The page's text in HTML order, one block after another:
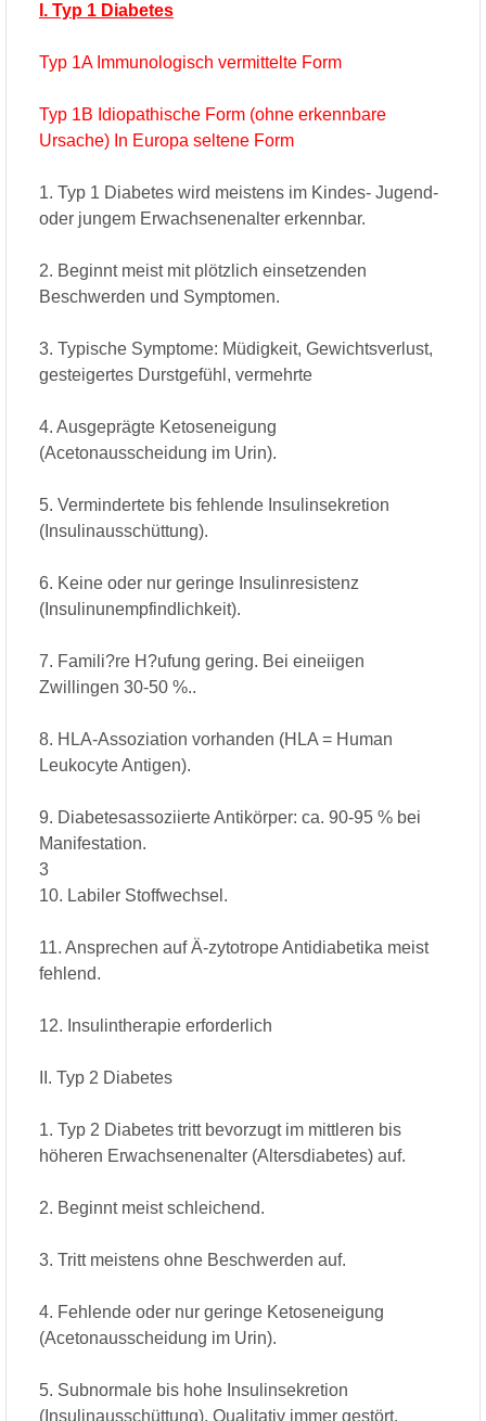
I. Typ 1 Diabetes
Typ 1A Immunologisch vermittelte Form
Typ 1B Idiopathische Form (ohne erkennbare
Ursache) In Europa seltene Form
1. Typ 1 Diabetes wird meistens im Kindes- Jugend-
oder jungem Erwachsenenalter erkennbar.
2. Beginnt meist mit plötzlich einsetzenden
Beschwerden und Symptomen.
3. Typische Symptome: Müdigkeit, Gewichtsverlust,
gesteigertes Durstgefühl, vermehrte
4. Ausgeprägte Ketoseneigung
(Acetonausscheidung im Urin).
5. Vermindertete bis fehlende Insulinsekretion
(Insulinausschüttung).
6. Keine oder nur geringe Insulinresistenz
(Insulinunempfindlichkeit).
7. Famili?re H?ufung gering. Bei eineiigen
Zwillingen 30-50 %..
8. HLA-Assoziation vorhanden (HLA = Human
Leukocyte Antigen).
9. Diabetesassoziierte Antikörper: ca. 90-95 % bei
Manifestation.
3
10. Labiler Stoffwechsel.
11. Ansprechen auf Ä-zytotrope Antidiabetika meist
fehlend.
12. Insulintherapie erforderlich
II. Typ 2 Diabetes
1. Typ 2 Diabetes tritt bevorzugt im mittleren bis
höheren Erwachsenenalter (Altersdiabetes) auf.
2. Beginnt meist schleichend.
3. Tritt meistens ohne Beschwerden auf.
4. Fehlende oder nur geringe Ketoseneigung
(Acetonausscheidung im Urin).
5. Subnormale bis hohe Insulinsekretion
(Insulinausschüttung). Qualitativ immer gestört.